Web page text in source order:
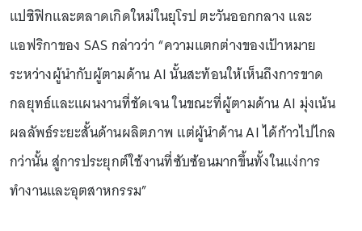
แปซิฟิกและตลาดเกิดใหม่ในยุโรป ตะวันออกกลาง และ
แอฟริกาของ SAS กล่าวว่า “ความแตกต่างของเป้าหมาย
ระหว่างผู้นำกับผู้ตามด้าน AI นั้นสะท้อนให้เห็นถึงการขาด
กลยุทธ์และแผนงานที่ชัดเจน ในขณะที่ผู้ตามด้าน AI มุ่งเน้น
ผลลัพธ์ระยะสั้นด้านผลิตภาพ แต่ผู้นำด้าน AI ได้ก้าวไปไกล
กว่านั้น สู่การประยุกต์ใช้งานที่ซับซ้อนมากขึ้นทั้งในแง่การ
ทำงานและอุตสาหกรรม”